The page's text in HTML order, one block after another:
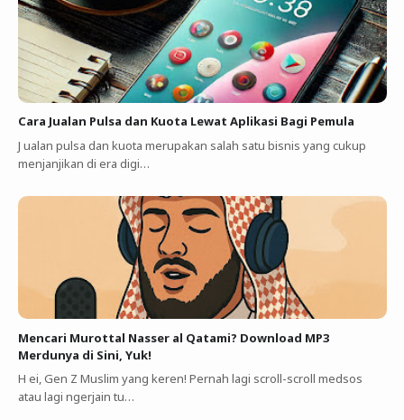
Cara Jualan Pulsa dan Kuota Lewat Aplikasi Bagi Pemula
J ualan pulsa dan kuota merupakan salah satu bisnis yang cukup
menjanjikan di era digi…
Mencari Murottal Nasser al Qatami? Download MP3
Merdunya di Sini, Yuk!
H ei, Gen Z Muslim yang keren! Pernah lagi scroll-scroll medsos
atau lagi ngerjain tu…